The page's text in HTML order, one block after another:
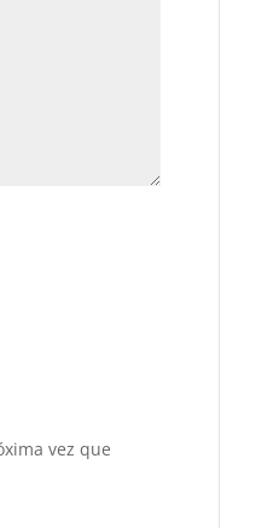
vez que